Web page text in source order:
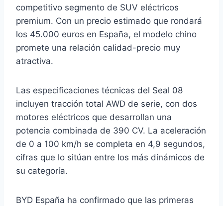
competitivo segmento de SUV eléctricos
premium. Con un precio estimado que rondará
los 45.000 euros en España, el modelo chino
promete una relación calidad-precio muy
atractiva.
Las especificaciones técnicas del Seal 08
incluyen tracción total AWD de serie, con dos
motores eléctricos que desarrollan una
potencia combinada de 390 CV. La aceleración
de 0 a 100 km/h se completa en 4,9 segundos,
cifras que lo sitúan entre los más dinámicos de
su categoría.
BYD España ha confirmado que las primeras